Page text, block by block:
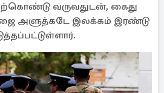
வருவதுடன், கைது
அளுத்கடே இலக்கம் இரண்டு